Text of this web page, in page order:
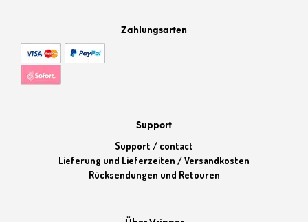
Zahlungsarten
Support
Support / contact
Lieferung und Lieferzeiten / Versandkosten
Rücksendungen und Retouren